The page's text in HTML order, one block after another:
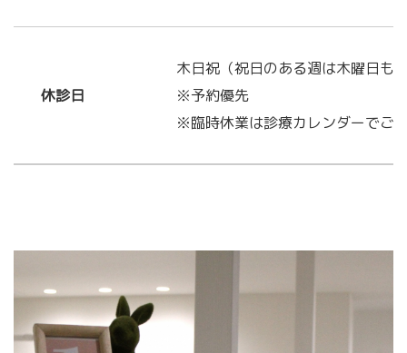
休診日
木日祝（祝日のある週は木曜日も
※予約優先
※臨時休業は診療カレンダーでご